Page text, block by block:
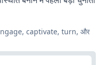
captivate, turn, और